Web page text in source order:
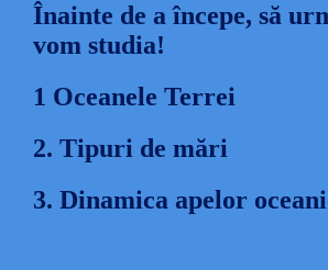
Înainte de a începe, să
vom studia!
1 Oceanele Terrei
2. Tipuri de mări
3. Dinamica apelor